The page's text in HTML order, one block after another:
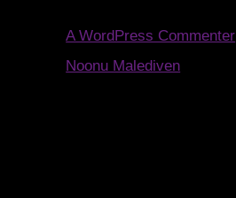
A WordPress Commenter
Noonu Malediven